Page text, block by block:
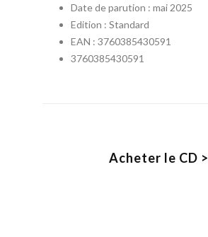
Date de parution : mai 2025
Edition : Standard
EAN : 3760385430591
3760385430591
Acheter le CD >